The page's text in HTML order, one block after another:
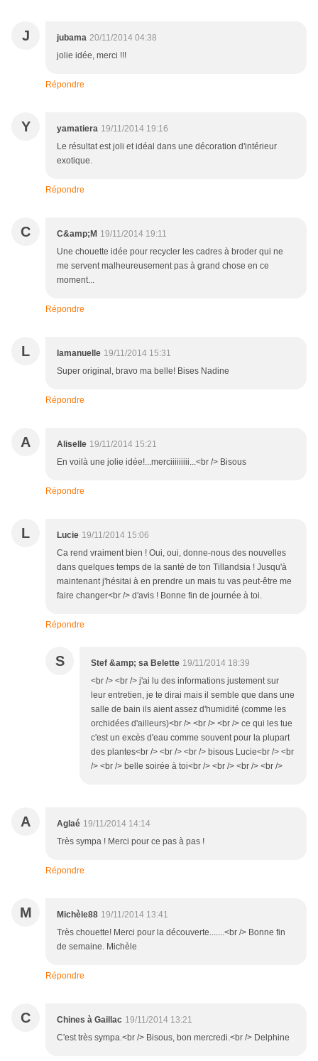
J jubama 20/11/2014 04:38
jolie idée, merci !!!
Répondre
Y yamatiera 19/11/2014 19:16
Le résultat est joli et idéal dans une décoration d'intérieur
exotique.
Répondre
C C&amp;M 19/11/2014 19:11
Une chouette idée pour recycler les cadres à broder qui ne
me servent malheureusement pas à grand chose en ce
moment...
Répondre
L lamanuelle 19/11/2014 15:31
Super original, bravo ma belle! Bises Nadine
Répondre
A Aliselle 19/11/2014 15:21
En voilà une jolie idée!...merciiiiiiiii...<br /> Bisous
Répondre
L Lucie 19/11/2014 15:06
Ca rend vraiment bien ! Oui, oui, donne-nous des nouvelles
dans quelques temps de la santé de ton Tillandsia ! Jusqu'à
maintenant j'hésitai à en prendre un mais tu vas peut-être me
faire changer<br /> d'avis ! Bonne fin de journée à toi.
Répondre
S Stef &amp; sa Belette 19/11/2014 18:39
<br /> <br /> j'ai lu des informations justement sur
leur entretien, je te dirai mais il semble que dans une
salle de bain ils aient assez d'humidité (comme les
orchidées d'ailleurs)<br /> <br /> <br /> ce qui les tue
c'est un excès d'eau comme souvent pour la plupart
des plantes<br /> <br /> <br /> bisous Lucie<br /> <br
/> <br /> belle soirée à toi<br /> <br /> <br /> <br />
A Aglaé 19/11/2014 14:14
Très sympa ! Merci pour ce pas à pas !
Répondre
M Michèle88 19/11/2014 13:41
Très chouette! Merci pour la découverte.......<br /> Bonne fin
de semaine. Michèle
Répondre
C Chines à Gaillac 19/11/2014 13:21
C'est très sympa.<br /> Bisous, bon mercredi.<br /> Delphine